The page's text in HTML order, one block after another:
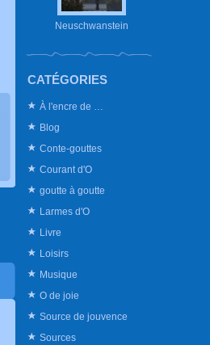
Neuschwanstein
CATÉGORIES
À l'encre de …
Blog
Conte-gouttes
Courant d'O
goutte à goutte
Larmes d'O
Livre
Loisirs
Musique
O de joie
Source de jouvence
Sources